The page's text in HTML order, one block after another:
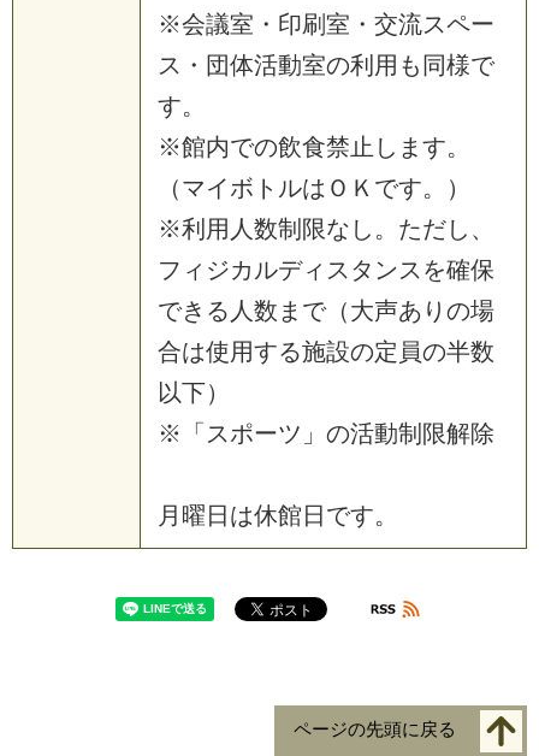
※会議室 ・ 印刷 室 ・ 交流スペー
ス ・ 団体活動室の利 用 も 同様で
す。
※館内での飲食禁 止 し ま す。
（マイボ ト ルは Ｏ Ｋ です。
）
※利 用 人数制 限な し 。 ただし 、
フ ィ ジカ ルディ ス タ ンス を確保
でき る 人数 ま で（大声あ り の場
合は使用する施設の定 員の半数
以下）
※
「 スポーツ 」 の活動制 限解除
月 曜 日 は休館 日 です。
ページの先頭に戻る